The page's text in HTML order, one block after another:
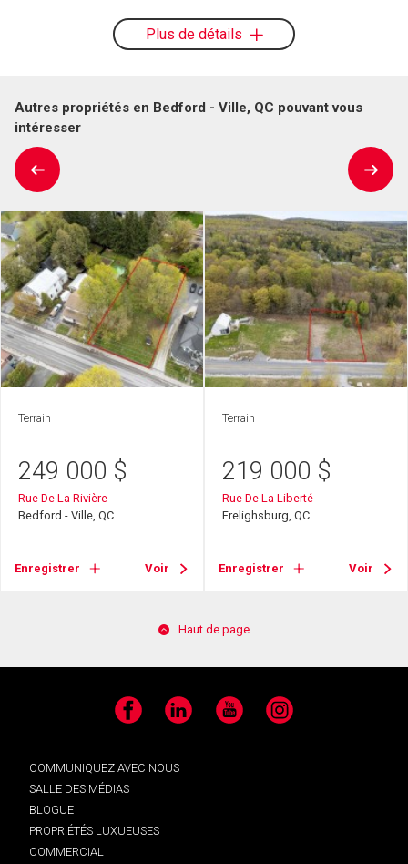
Plus de détails
Autres propriétés en Bedford - Ville, QC pouvant vous
intéresser
Terrain
249 000 $
Rue De La Rivière
Bedford - Ville, QC
Enregistrer Voir
Terrain
219 000 $
Rue De La Liberté
Frelighsburg, QC
Enregistrer Voir
Haut de page
Facebook LinkedIn YouTube Instagram
COMMUNIQUEZ AVEC NOUS
SALLE DES MÉDIAS
BLOGUE
PROPRIÉTÉS LUXUEUSES
COMMERCIAL